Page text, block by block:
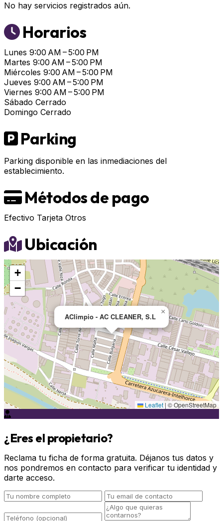
No hay servicios registrados aún.
Horarios
Lunes 9:00 AM – 5:00 PM
Martes 9:00 AM – 5:00 PM
Miércoles 9:00 AM – 5:00 PM
Jueves 9:00 AM – 5:00 PM
Viernes 9:00 AM – 5:00 PM
Sábado Cerrado
Domingo Cerrado
Parking
Parking disponible en las inmediaciones del
establecimiento.
Métodos de pago
Efectivo Tarjeta Otros
Ubicación
AClimpio - AC CLEANER, S.L
×
+
−
Leaflet | © OpenStreetMap
¿Eres el propietario?
Reclama tu ficha de forma gratuita. Déjanos tus datos y
nos pondremos en contacto para verificar tu identidad y
darte acceso.